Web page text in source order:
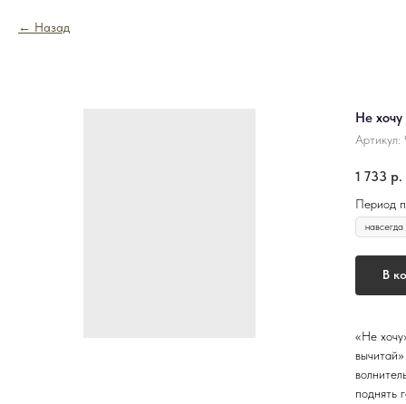
Назад
Не
Артикул:
1 733 р.
Период
В
«Не
поднять